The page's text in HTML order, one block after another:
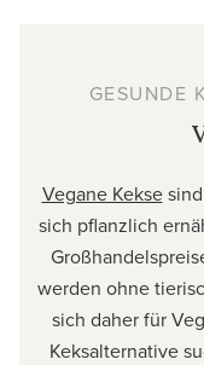
GESUNDE
Vegane Keksesind
sich pflanzlich
werden ohne
sich daher für
Keksalternative